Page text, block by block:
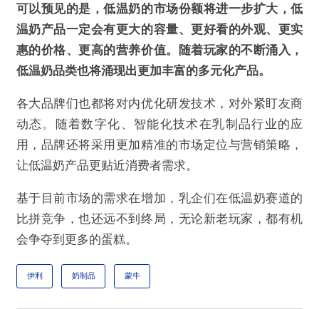
可以预见的是，低温奶的市场份额将进一步扩大，低
温奶产品一定会有更大的容量、更好看的外观、更实
惠的价格、更高的营养价值。随着玩家的不断涌入，
低温奶品类也将涌现出更加丰富的多元化产品。
各大品牌们也都将对内优化研发技术，对外紧盯友商
动态。随着数字化、智能化技术在乳制品行业的应
用，品牌还将采用更加精准的市场定位与营销策略，
让低温奶产品更贴近消费者需求。
基于目前市场的需求在增加，乳企们在低温奶赛道的
比拼竞争，也还远不到终局，无论新老玩家，都有机
会争夺到更多的蛋糕。
伊利 奶制品 蒙牛